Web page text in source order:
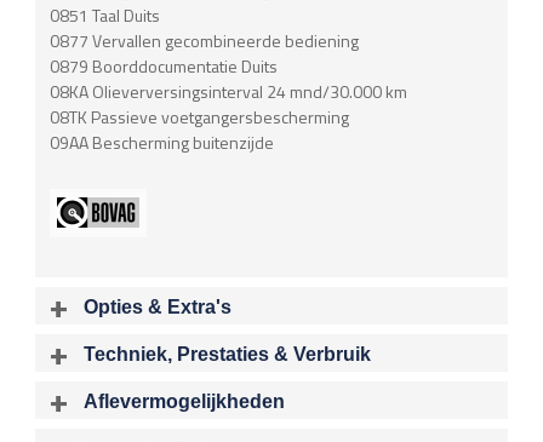
0851 Taal Duits
0877 Vervallen gecombineerde bediening
0879 Boorddocumentatie Duits
08KA Olieverversingsinterval 24 mnd/30.000 km
08TK Passieve voetgangersbescherming
09AA Bescherming buitenzijde
Opties & Extra's
Dimlichten automatisch
Techniek, Prestaties & Verbruik
4 1997 cc
Aflevermogelijkheden